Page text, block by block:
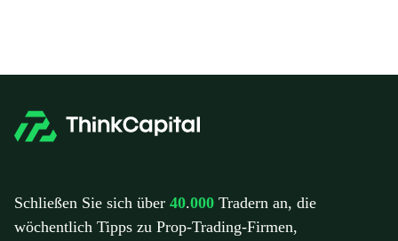
Schließen Sie sich über 40.000 Tradern an, die
wöchentlich Tipps zu Prop-Trading-Firmen,